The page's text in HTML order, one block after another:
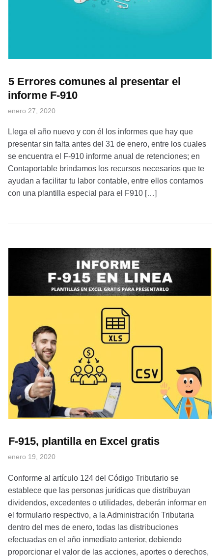
5 Errores comunes al presentar el
informe F-910
enero 27, 2020
Llega el año nuevo y con él los informes que hay que
presentar sin falta antes del 31 de enero, entre los cuales
se encuentra el F-910 informe anual de retenciones; en
Contaportable brindamos los recursos necesarios que te
ayudan a facilitar tu labor contable, entre ellos contamos
con una plantilla especial para el F910 […]
F-915, plantilla en Excel gratis
enero 19, 2020
Conforme al artículo 124 del Código Tributario se
establece que las personas jurídicas que distribuyan
dividendos, excedentes o utilidades, deberán informar en
el formulario respectivo, a la Administración Tributaria
dentro del mes de enero, todas las distribuciones
efectuadas en el año inmediato anterior, debiendo
proporcionar el valor de las acciones, aportes o derechos,